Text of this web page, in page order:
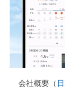
会社概要（